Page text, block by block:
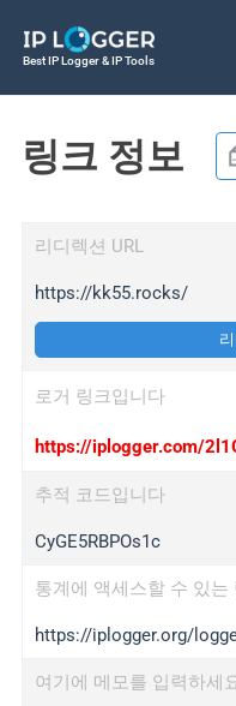
Best IP Logger & IP Tools
링크 정보
리디렉션 URL
https://kk55.rocks/
로거 링크입니다
https://iplogger.com/
추적 코드입니다
CyGE5RBPOs1c
통계에 액세스할 수 있는
https://iplogger.org/
여기에 메모를 입력하세